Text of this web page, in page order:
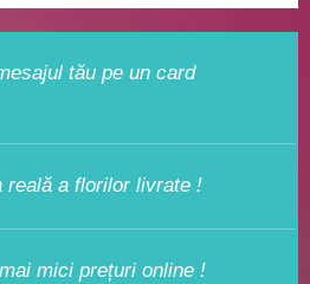
tău pe un card
reală a florilor livrate !
mici prețuri online !